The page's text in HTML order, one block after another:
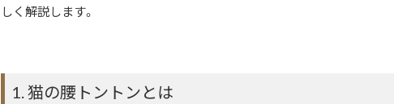
しく解説します。
1. 猫の腰トントンとは